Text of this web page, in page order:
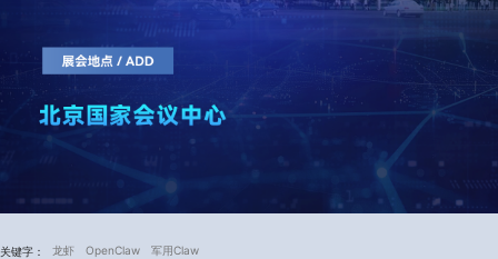
关键字： 龙虾 OpenClaw 军用Claw